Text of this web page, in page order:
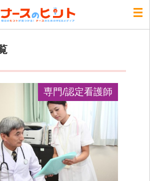
専門/認定看護師